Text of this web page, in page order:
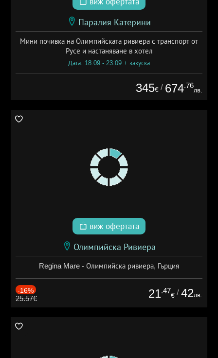
Паралия Катерини
Мини почивка на Олимпийската ривиера с транспорт от
Русе и настаняване в хотел
Дата: 18.09 - 23.09 + закуска
345€ / 674.76
лв.
виж офертата
Олимпийска Ривиера
Regina Mare - Олимпийска ривиера, Гърция
-16%
25.57€ 21.47
€ / 42лв.